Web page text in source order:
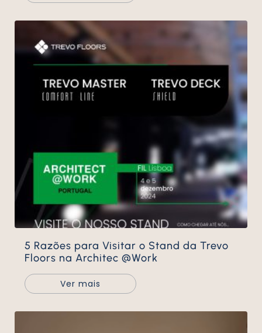
5 Razões para Visitar o Stand da Trevo
Floors na Architec @Work
Ver mais